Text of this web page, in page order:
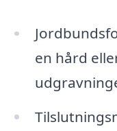
en hård